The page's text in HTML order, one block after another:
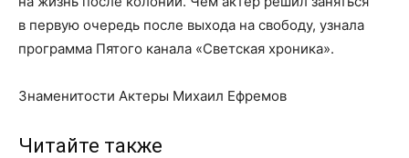
в первую очередь после выхода на свободу, узнала
программа Пятого канала «Светская хроника».
Знаменитости Актеры Михаил Ефремов
Читайте также